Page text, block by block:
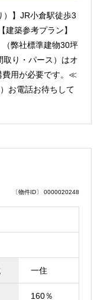
）】JR小倉駅徒歩3
築参考プラン】
弊社標準建物30坪
り・パース）はオ
費用が必要です。≪
お電話お待ちして
〔物件ID〕 0000020248
一住
160％